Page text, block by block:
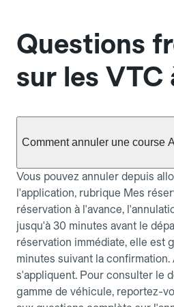
Questions
sur les VTC
Comment annuler une course
Vous pouvez annuler depuis
l'application, rubrique Mes
réservation à l'avance,
jusqu'à 30 minutes avant le
réservation immédiate, elle est
minutes suivant la confirmation.
s'appliquent. Pour consulter le
gamme de véhicule, reportez-